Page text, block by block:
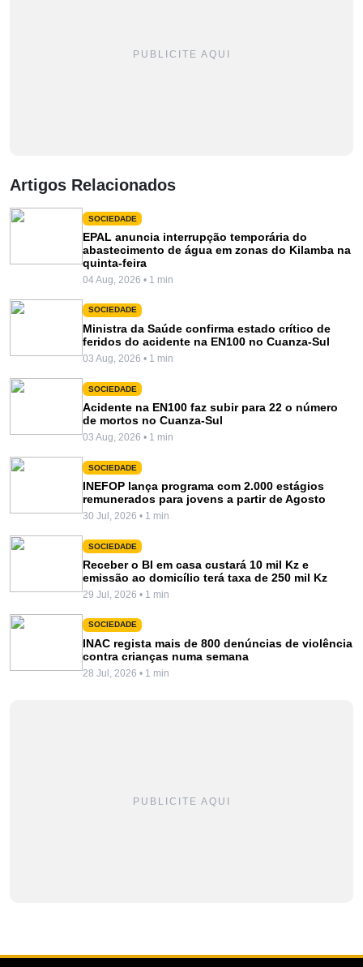
PUBLICITE AQUI
Artigos Relacionados
SOCIEDADE
EPAL anuncia interrupção temporária do
abastecimento de água em zonas do Kilamba na
quinta-feira
04 Aug, 2026 • 1 min
SOCIEDADE
Ministra da Saúde confirma estado crítico de
feridos do acidente na EN100 no Cuanza-Sul
03 Aug, 2026 • 1 min
SOCIEDADE
Acidente na EN100 faz subir para 22 o número
de mortos no Cuanza-Sul
03 Aug, 2026 • 1 min
SOCIEDADE
INEFOP lança programa com 2.000 estágios
remunerados para jovens a partir de Agosto
30 Jul, 2026 • 1 min
SOCIEDADE
Receber o BI em casa custará 10 mil Kz e
emissão ao domicílio terá taxa de 250 mil Kz
29 Jul, 2026 • 1 min
SOCIEDADE
INAC regista mais de 800 denúncias de violência
contra crianças numa semana
28 Jul, 2026 • 1 min
PUBLICITE AQUI